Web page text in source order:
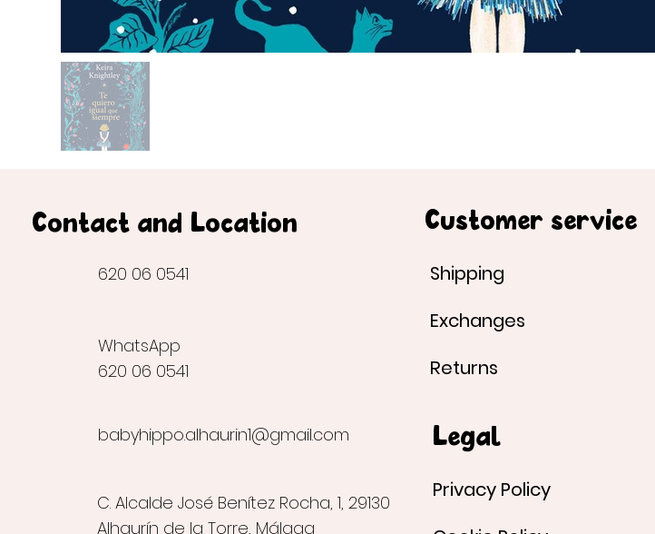
Contact and Location
620 06 0541
WhatsApp
620 06 0541
babyhippo.alhaurin1@gmail.com
C. Alcalde José Benítez Rocha, 1, 29130
Alhaurín de la Torre, Málaga
Customer service
Shipping
Exchanges
Returns
Legal
Privacy Policy